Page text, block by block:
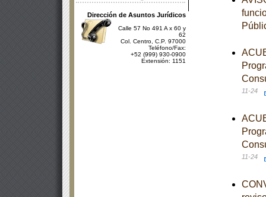
Dirección de Asuntos Jurídicos
Calle 57 No 491 A x 60 y
62
Col. Centro, C.P. 97000
Teléfono/Fax:
+52 (999) 930-0900
Extensión: 1151
11-24
11-24